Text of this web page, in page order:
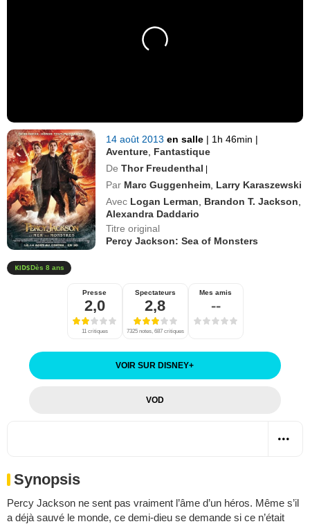
14 août 2013en salle | 1h 46min |
Aventure Fantastique
De Thor Freudenthal |
Par Marc Guggenheim Larry Karaszewski
Avec Logan Lerman Brandon T. Jackson
Alexandra Daddario
Titre original
Percy Jackson: Sea of Monsters
Dès 8 ans
Presse
2,0
11 critiques
Spectateurs
2,8
7325 notes, 687 critiques
Mes amis
--
VOIR SUR DISNEY+
VOD
Synopsis
Percy Jackson ne sent pas vraiment l’âme d’un héros. Même s’il
a déjà sauvé le monde, ce demi-dieu se demande si ce n’était